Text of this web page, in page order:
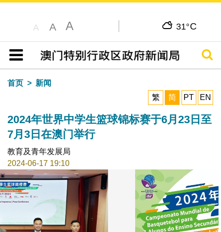
A A A 31°C
目录
搜寻
首页
新闻
繁
简 PT EN
2024年世界中学生篮球锦标赛于6月23日至
7月3日在澳门举行
教育及青年发展局
2024-06-17 19:10